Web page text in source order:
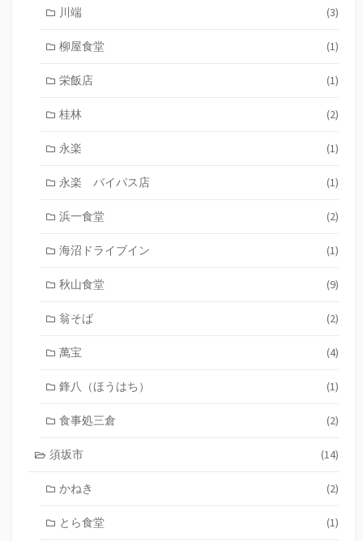
川端 (3)
柳屋食堂 (1)
栄飯店 (1)
桂林 (2)
永楽 (1)
永楽 バイパス店 (1)
浜一食堂 (2)
海沼ドライブイン (1)
秋山食堂 (9)
翁そば (2)
萬宝 (4)
鋒八（ほうはち） (1)
食事処三倉 (2)
須坂市 (14)
かねき (2)
とら食堂 (1)